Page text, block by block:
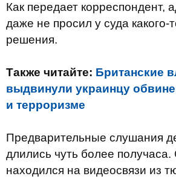
Как передает корреспондент,
даже не просил у суда какого-
решения.
Также читайте: Британские
выдвинули украинцу
и терроризме
Предварительные слушания
длились чуть более
находился на видеосвязи из